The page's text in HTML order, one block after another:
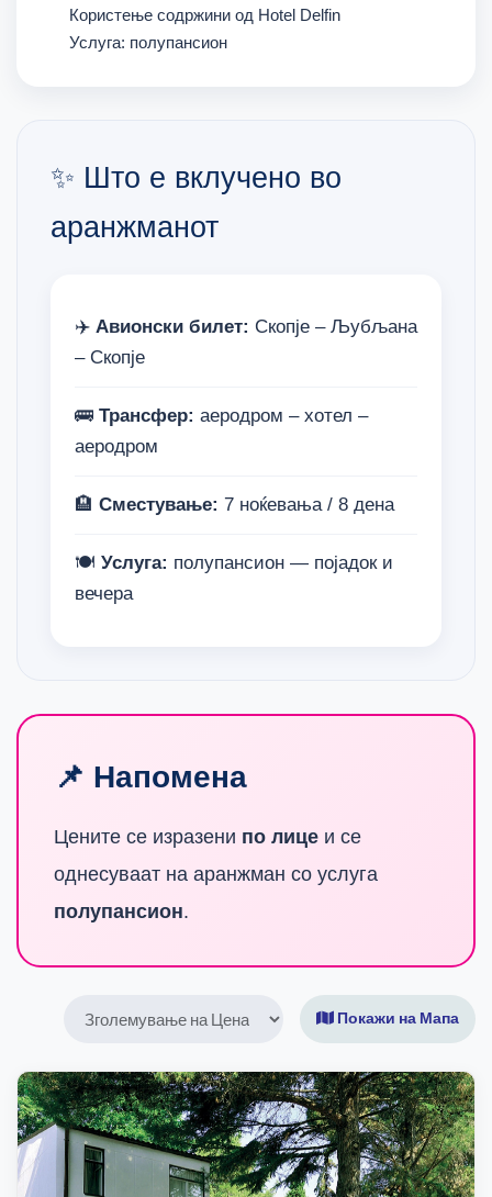
Користење содржини од Hotel Delfin
Услуга: полупансион
✨ Што е вклучено во
аранжманот
✈️ Авионски билет: Скопје – Љубљана
– Скопје
🚌 Трансфер: аеродром – хотел –
аеродром
🏨 Сместување: 7 ноќевања / 8 дена
🍽 Услуга: полупансион — појадок и
вечера
📌 Напомена
Цените се изразени по лице и се
однесуваат на аранжман со услуга
полупансион.
Покажи на Мапа